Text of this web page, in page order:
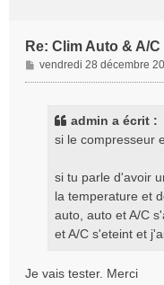
Re: Clim Auto & A/C
M
e
vendredi 28 décembre
admin a écrit :
si le compresseur
si tu parle d'avoir
la temperature et
auto, auto et A/C
et A/C s'eteint et
Je vais tester. Merci